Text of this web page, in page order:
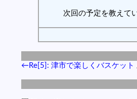
次回の予定を教えて
←Re[5]: 津市で楽しくバスケット